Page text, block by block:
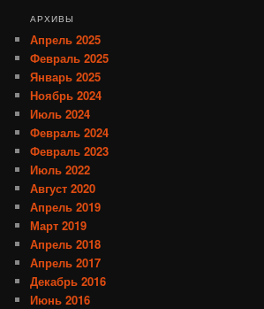
АРХИВЫ
Апрель 2025
Февраль 2025
Январь 2025
Ноябрь 2024
Июль 2024
Февраль 2024
Февраль 2023
Июль 2022
Август 2020
Апрель 2019
Март 2019
Апрель 2018
Апрель 2017
Декабрь 2016
Июнь 2016